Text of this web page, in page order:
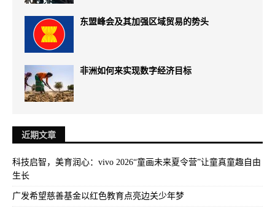
东盟峰会及其加强区域贸易的势头
非洲如何来实现数字经济目标
近期文章
科技启智，美育润心：vivo 2026“童画未来夏令营”让童真童趣自由
生长
广发希望慈善基金以红色教育点亮边关少年梦